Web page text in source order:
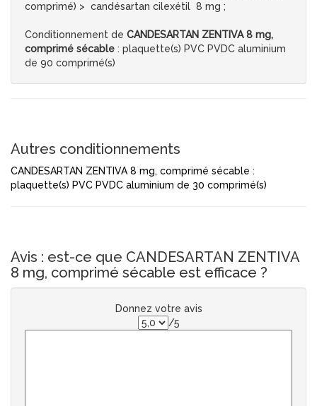
comprimé) > candésartan cilexétil 8 mg ;
Conditionnement de CANDESARTAN ZENTIVA 8 mg,
comprimé sécable : plaquette(s) PVC PVDC aluminium
de 90 comprimé(s)
Autres conditionnements
CANDESARTAN ZENTIVA 8 mg, comprimé sécable :
plaquette(s) PVC PVDC aluminium de 30 comprimé(s)
Avis : est-ce que CANDESARTAN ZENTIVA
8 mg, comprimé sécable est efficace ?
Donnez votre avis
/5